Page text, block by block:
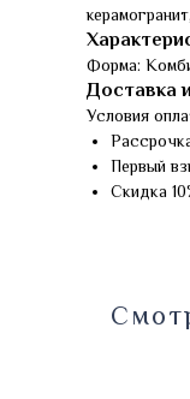
Форма:
Доставка
Условия
Первый
Скидка